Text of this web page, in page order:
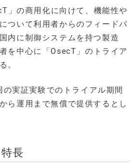
」の商用化に向けて、機能性や
ついて利用者からのフィードバ
内に制御システムを持つ製造
を中心に「OsecT」のトライア
。
実証実験でのトライアル期間
ら運用まで無償で提供するとし
長